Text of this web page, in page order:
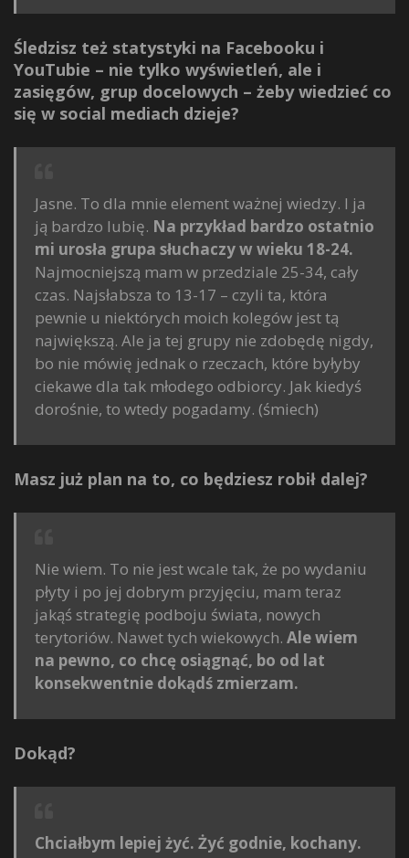
Śledzisz też statystyki na Facebooku i
YouTubie – nie tylko wyświetleń, ale i
zasięgów, grup docelowych – żeby wiedzieć co
się w social mediach dzieje?
Jasne. To dla mnie element ważnej wiedzy. I ja
ją bardzo lubię. Na przykład bardzo ostatnio
mi urosła grupa słuchaczy w wieku 18-24.
Najmocniejszą mam w przedziale 25-34, cały
czas. Najsłabsza to 13-17 – czyli ta, która
pewnie u niektórych moich kolegów jest tą
największą. Ale ja tej grupy nie zdobędę nigdy,
bo nie mówię jednak o rzeczach, które byłyby
ciekawe dla tak młodego odbiorcy. Jak kiedyś
dorośnie, to wtedy pogadamy. (śmiech)
Masz już plan na to, co będziesz robił dalej?
Nie wiem. To nie jest wcale tak, że po wydaniu
płyty i po jej dobrym przyjęciu, mam teraz
jakąś strategię podboju świata, nowych
terytoriów. Nawet tych wiekowych. Ale wiem
na pewno, co chcę osiągnąć, bo od lat
konsekwentnie dokądś zmierzam.
Dokąd?
Chciałbym lepiej żyć. Żyć godnie, kochany.